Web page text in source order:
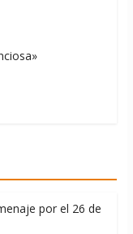
historia la que
por el 26 de